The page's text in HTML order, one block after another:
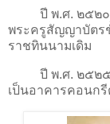
ปี พ.ศ. ๒๕๒๐ ท่
พระครูสัญญาบัตร
ราชทินนามเดิม
ปี พ.ศ. ๒๕๒๕ พ
เป็นอาคารคอนกรี